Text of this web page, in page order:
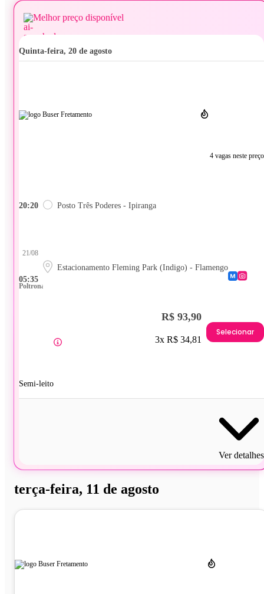
Melhor preço disponível
quinta-feira, 20 de agosto
4 vagas neste preço
20:20 Posto Três Poderes - Ipiranga
05:35
21/08
Estacionamento Fleming Park (Indigo) - Flamengo
Poltrona
Semi-leito
R$ 93,90
3x R$ 34,81
Selecionar
Ver detalhes
terça-feira, 11 de agosto